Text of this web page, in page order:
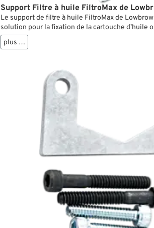
Support Filtre à huile FiltroMax de
Le support de filtre à huile FiltroMax de
solution pour la fixation de la cartouche d’huile
avec une patte à souder, que l’on peut installer à
endroit adapté du cadre. Si vous préférez opter
plus …